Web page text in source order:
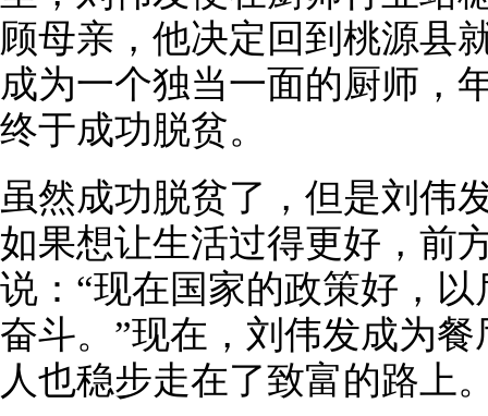
顾母亲，他决定回到桃源县
成为一个独当一面的厨师，
终于成功脱贫。
虽然成功脱贫了，但是刘伟
如果想让生活过得更好，前
说：“现在国家的政策好，
奋斗。”现在，刘伟发成为
人也稳步走在了致富的路上